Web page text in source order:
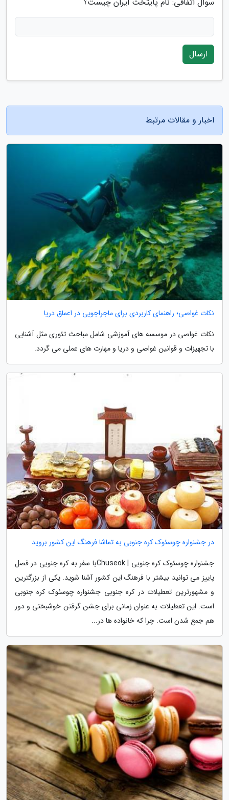
ارسال
اخبار و مقالات مرتبط
نکات غواصی؛ راهنمای کاربردی برای ماجراجویی در اعماق دریا
نکات غواصی در موسسه های آموزشی شامل مباحث تئوری مثل آشنایی
با تجهیزات و قوانین غواصی و دریا و مهارت های عملی می گردد.
در جشنواره چوسئوک کره جنوبی به تماشا فرهنگ این کشور بروید
جشنواره چوسئوک کره جنوبی | Chuseokبا سفر به کره جنوبی در فصل
پاییز می توانید بیشتر با فرهنگ این کشور آشنا شوید. یکی از بزرگترین
و مشهورترین تعطیلات در کره جنوبی جشنواره چوسئوک کره جنوبی
است. این تعطیلات به عنوان زمانی برای جشن گرفتن خوشبختی و دور
هم جمع شدن است. چرا که خانواده ها در...